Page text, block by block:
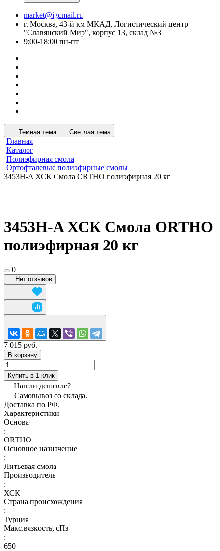
market@igcmail.ru
г. Москва, 43-й км МКАД, Логистический центр
"Славянский Мир", корпус 13, склад №3
9:00-18:00 пн-пт
Темная тема Светлая тема
Главная
Каталог
Полиэфирная смола
Ортофталевые полиэфирные смолы
3453Н-A ХСК Смола ORTHO полиэфирная 20 кг
3453Н-A ХСК Смола ORTHO
полиэфирная 20 кг
0
Нет отзывов
7 015 руб.
В корзину
Купить в 1 клик
Нашли дешевле?
Самовывоз со склада.
Доставка по РФ.
Характеристики
Основа
:
ORTHO
Основное назначение
:
Литьевая смола
Производитель
:
ХСК
Страна происхождения
:
Турция
Макс.вязкoсть, сПз
:
650